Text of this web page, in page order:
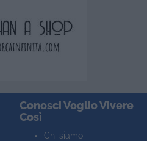
Conosci Voglio Vivere
Così
Chi siamo